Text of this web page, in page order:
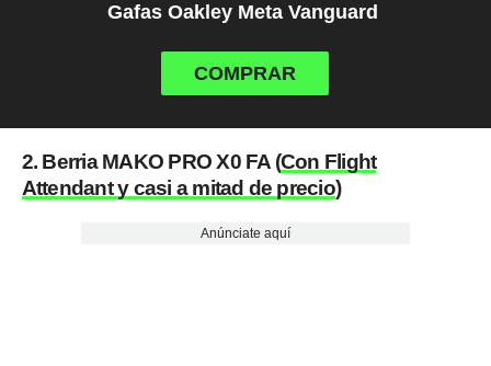
Gafas Oakley Meta Vanguard
COMPRAR
2. Berria MAKO PRO X0 FA (Con Flight
Attendant y casi a mitad de precio)
Anúnciate aquí